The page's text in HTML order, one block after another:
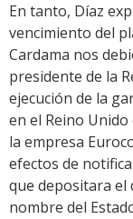
En tanto, Díaz
vencimiento del
Cardama nos
presidente de la
ejecución de la
en el Reino
la empresa
efectos de
que depositara el
nombre del